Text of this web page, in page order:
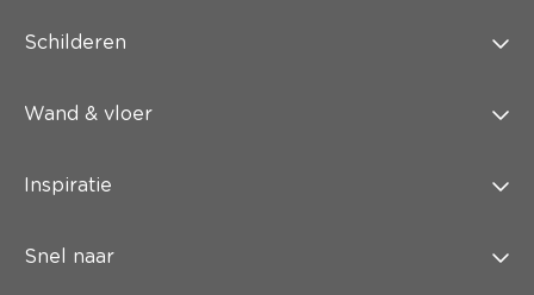
Schilderen
Wand & vloer
Inspiratie
Snel naar